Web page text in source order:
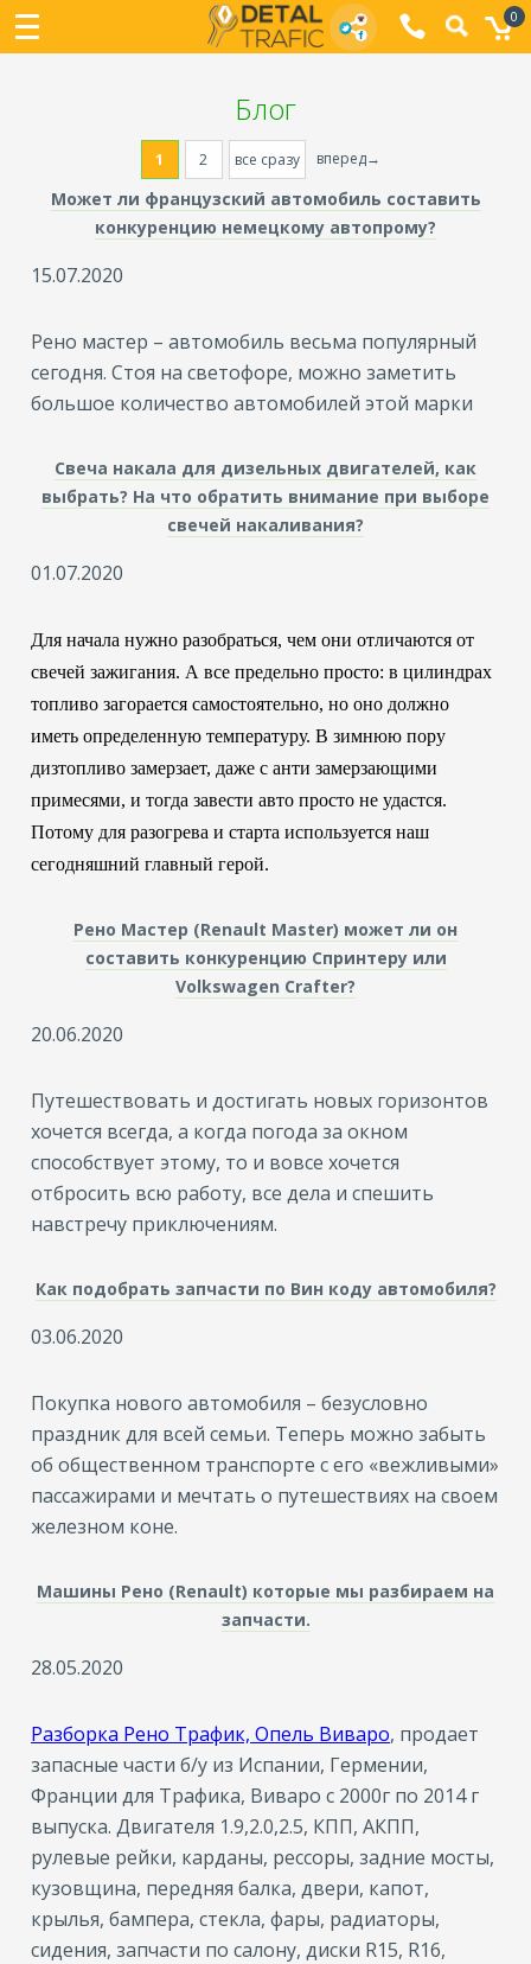
0
Блог
1 2 все сразу вперед→
Может ли французский автомобиль составить
конкуренцию немецкому автопрому?
15.07.2020
Рено мастер – автомобиль весьма популярный
сегодня. Стоя на светофоре, можно заметить
большое количество автомобилей этой марки
Свеча накала для дизельных двигателей, как
выбрать? На что обратить внимание при выборе
свечей накаливания?
01.07.2020
Для начала нужно разобраться, чем они отличаются от
свечей зажигания. А все предельно просто: в цилиндрах
топливо загорается самостоятельно, но оно должно
иметь определенную температуру. В зимнюю пору
дизтопливо замерзает, даже с анти замерзающими
примесями, и тогда завести авто просто не удастся.
Потому для разогрева и старта используется наш
сегодняшний главный герой.
Рено Мастер (Renault Master) может ли он
составить конкуренцию Спринтеру или
Volkswagen Crafter?
20.06.2020
Путешествовать и достигать новых горизонтов
хочется всегда, а когда погода за окном
способствует этому, то и вовсе хочется
отбросить всю работу, все дела и спешить
навстречу приключениям.
Как подобрать запчасти по Вин коду автомобиля?
03.06.2020
Покупка нового автомобиля – безусловно
праздник для всей семьи. Теперь можно забыть
об общественном транспорте с его «вежливыми»
пассажирами и мечтать о путешествиях на своем
железном коне.
Машины Рено (Renault) которые мы разбираем на
запчасти.
28.05.2020
Разборка Рено Трафик, Опель Виваро, продает
запасные части б/у из Испании, Гермении,
Франции для Трафика, Виваро с 2000г по 2014 г
выпуска. Двигателя 1.9,2.0,2.5, КПП, АКПП,
рулевые рейки, карданы, рессоры, задние мосты,
кузовщина, передняя балка, двери, капот,
крылья, бампера, стекла, фары, радиаторы,
сидения, запчасти по салону, диски R15, R16,